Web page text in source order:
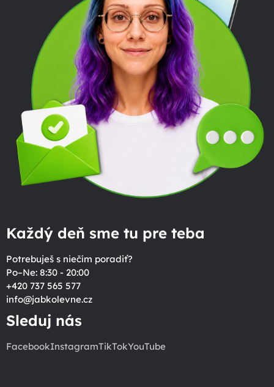
Každý deň sme tu pre teba
Potrebuješ s niečím poradiť?
Po–Ne: 8:30 - 20:00
+420 737 565 577
info@jabkolevne.cz
Sleduj nás
FacebookInstagramTikTokYouTube